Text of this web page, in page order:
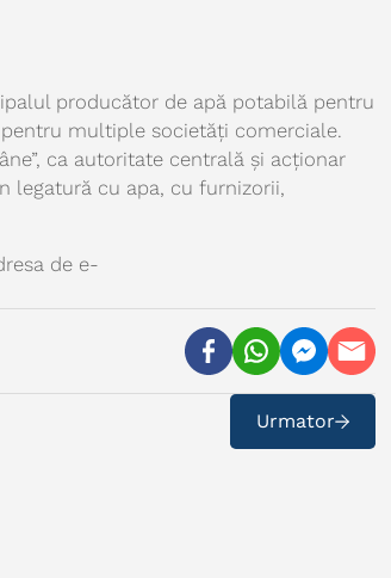
producător de apă potabilă pentru
multiple societăți comerciale.
ca autoritate centrală și acționar
legatură cu apa, cu furnizorii,
de e-
Urmator